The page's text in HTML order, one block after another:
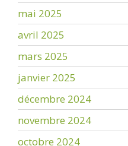
mai 2025
avril 2025
mars 2025
janvier 2025
décembre 2024
novembre 2024
octobre 2024